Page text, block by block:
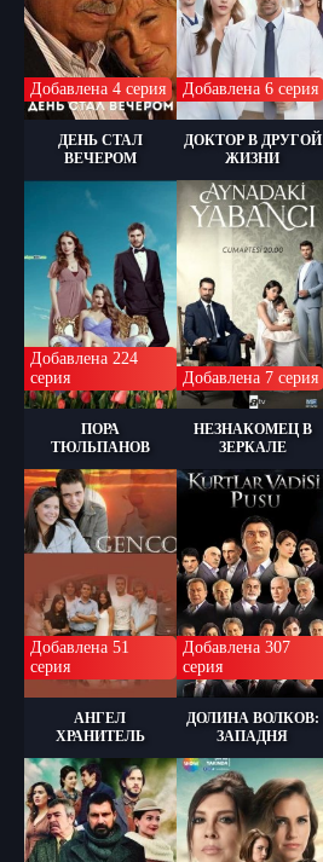
Добавлена 4 серия
ДЕНЬ СТАЛ
ВЕЧЕРОМ
Добавлена 6 серия
ДОКТОР В ДРУГОЙ
ЖИЗНИ
Добавлена 224
серия
ПОРА
ТЮЛЬПАНОВ
Добавлена 7 серия
НЕЗНАКОМЕЦ В
ЗЕРКАЛЕ
Добавлена 51
серия
АНГЕЛ
ХРАНИТЕЛЬ
Добавлена 307
серия
ДОЛИНА ВОЛКОВ:
ЗАПАДНЯ